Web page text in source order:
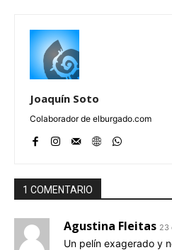
Joaquín Soto
Colaborador de elburgado.com
1 COMENTARIO
Agustina Fleitas 23
Un pelín exagerado y